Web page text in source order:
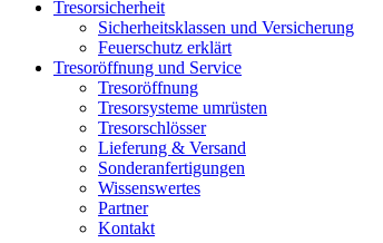
Tresorsicherheit
Sicherheitsklassen und Versicherung
Feuerschutz erklärt
Tresoröffnung und Service
Tresoröffnung
Tresorsysteme umrüsten
Tresorschlösser
Lieferung & Versand
Sonderanfertigungen
Wissenswertes
Partner
Kontakt